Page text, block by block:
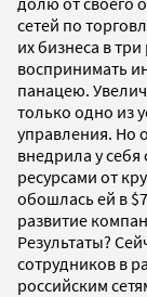
сетей по
их бизнеса в
воспринимать
панацею.
только одно из
управления. Но
внедрила у
ресурсами от
обошлась ей в
развитие
Результаты?
сотрудников в
российским